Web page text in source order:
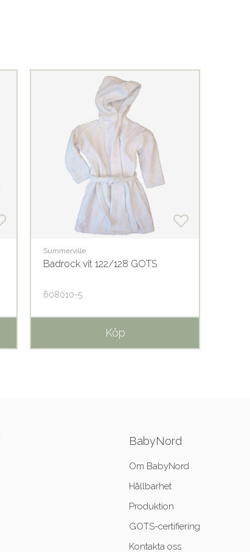
Summerville
Badrock vit 122/128 GOTS
608010-5
Köp
BabyNord
Om BabyNord
Hållbarhet
Produktion
GOTS-certifiering
Kontakta oss